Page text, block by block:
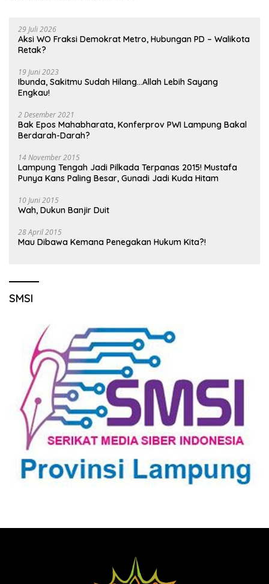
29 Juli 2026
Aksi WO Fraksi Demokrat Metro, Hubungan PD – Walikota
Retak?
19 Juni 2023
Ibunda, Sakitmu Sudah Hilang…Allah Lebih Sayang
Engkau!
2 Desember 2021
Bak Epos Mahabharata, Konferprov PWI Lampung Bakal
Berdarah-Darah?
14 November 2015
Lampung Tengah Jadi Pilkada Terpanas 2015! Mustafa
Punya Kans Paling Besar, Gunadi Jadi Kuda Hitam
10 Juni 2015
Wah, Dukun Banjir Duit
28 April 2015
Mau Dibawa Kemana Penegakan Hukum Kita?!
SMSI